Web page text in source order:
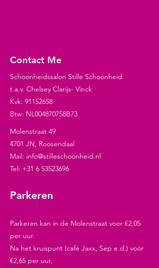
Contact Me
Schoonheidssalon Stille Schoonheid
t.a.v. Chelsey Clarijs- Vinck
Kvk: 91152658
Btw: NL004870758B73
Molenstraat 49
4701 JN, Roosendaal
Mail: info@stilleschoonheid.nl
Tel: +31 6 53523696
Parkeren
Parkeren kan in de Molenstraat voor €2,05
per uur.
Na het kruispunt (café Jaxx, Sep e.d.) voor
€2,65 per uur.